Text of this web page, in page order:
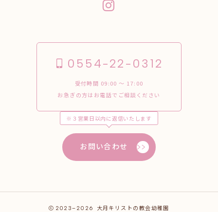
0554-22-0312
受付時間 09:00 〜 17:00
お急ぎの方はお電話でご相談ください
※３営業日以内に返信いたします
お問い合わせ
2023–2026 大月キリストの教会幼稚園